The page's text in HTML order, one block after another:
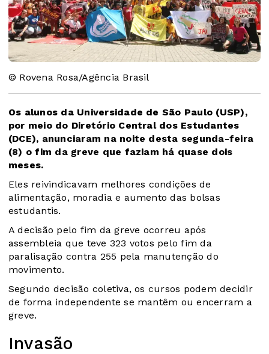
© Rovena Rosa/Agência Brasil
Os alunos da Universidade de São Paulo (USP),
por meio do Diretório Central dos Estudantes
(DCE), anunciaram na noite desta segunda-feira
(8) o fim da greve que faziam há quase dois
meses.
Eles reivindicavam melhores condições de
alimentação, moradia e aumento das bolsas
estudantis.
A decisão pelo fim da greve ocorreu após
assembleia que teve 323 votos pelo fim da
paralisação contra 255 pela manutenção do
movimento.
Segundo decisão coletiva, os cursos podem decidir
de forma independente se mantêm ou encerram a
greve.
Invasão